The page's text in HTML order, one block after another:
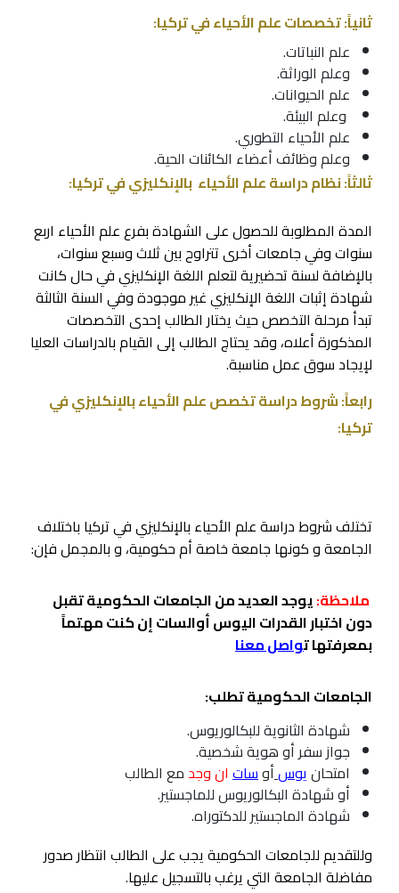
ثانياً: تخصصات علم الأحياء في تركيا:
علم النباتات.
وعلم الوراثة.
علم الحيوانات.
وعلم البيئة.
علم الأحياء التطوري.
وعلم وظائف أعضاء الكائنات الحية.
ثالثاً: نظام دراسة علم الأحياء بالإنكليزي في تركيا:
المدة المطلوبة للحصول على الشهادة بفرع علم الأحياء اربع
سنوات وفي جامعات أخرى تتراوح بين ثلاث وسبع سنوات،
بالإضافة لسنة تحضيرية لتعلم اللغة الإنكليزي في حال كانت
شهادة إثبات اللغة الإنكليزي غير موجودة وفي السنة الثالثة
تبدأ مرحلة التخصص حيث يختار الطالب إحدى التخصصات
المذكورة أعلاه، وقد يحتاج الطالب إلى القيام بالدراسات العليا
لإيجاد سوق عمل مناسبة.
رابعاً: شروط دراسة تخصص علم الأحياء بالإنكليزي في
تركيا:
تختلف شروط دراسة علم الأحياء بالإنكليزي في تركيا باختلاف
الجامعة و كونها جامعة خاصة أم حكومية، و بالمجمل فإن:
ملاحظة:يوجد العديد من الجامعات الحكومية تقبل
دون اختبار القدرات اليوس أوالسات إن كنت مهتماً
بمعرفتها تواصل معنا
الجامعات الحكومية تطلب:
شهادة الثانوية للبكالوريوس.
جواز سفر أو هوية شخصية.
امتحانيوسأوسات ان وجد مع الطالب
أو شهادة البكالوريوس للماجستير.
شهادة الماجستير للدكتوراه.
وللتقديم للجامعات الحكومية يجب على الطالب انتظار صدور
مفاضلة الجامعة التي يرغب بالتسجيل عليها.